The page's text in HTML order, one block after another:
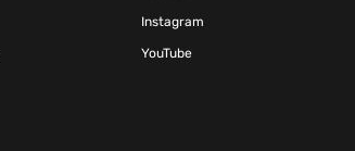
Instagram
YouTube